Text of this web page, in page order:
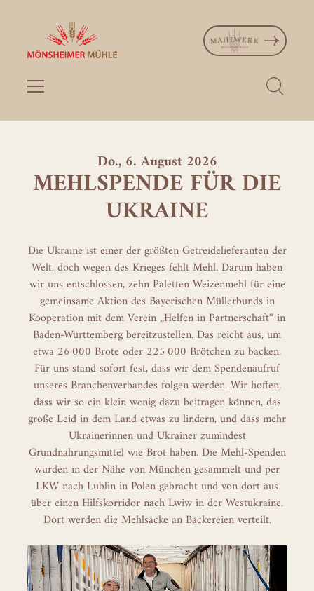
Do., 6. August 2026
MEHLSPENDE FÜR DIE
UKRAINE
Die Ukraine ist einer der größten Getreidelieferanten der
Welt, doch wegen des Krieges fehlt Mehl. Darum haben
wir uns entschlossen, zehn Paletten Weizenmehl für eine
gemeinsame Aktion des Bayerischen Müllerbunds in
Kooperation mit dem Verein „Helfen in Partnerschaft“ in
Baden-Württemberg bereitzustellen. Das reicht aus, um
etwa 26 000 Brote oder 225 000 Brötchen zu backen.
Für uns stand sofort fest, dass wir dem Spendenaufruf
unseres Branchenverbandes folgen werden. Wir hoffen,
dass wir so ein klein wenig dazu beitragen können, das
große Leid in dem Land etwas zu lindern, und dass mehr
Ukrainerinnen und Ukrainer zumindest
Grundnahrungsmittel wie Brot haben. Die Mehl-Spenden
wurden in der Nähe von München gesammelt und per
LKW nach Lublin in Polen gebracht und von dort aus
über einen Hilfskorridor nach Lwiw in der Westukraine.
Dort werden die Mehlsäcke an Bäckereien verteilt.